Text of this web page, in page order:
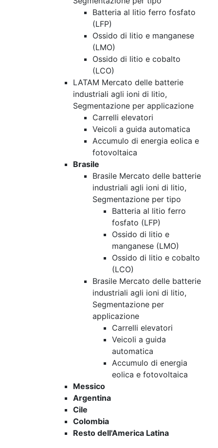
Batteria al litio ferro fosfato
(LFP)
Ossido di litio e manganese
(LMO)
Ossido di litio e cobalto
(LCO)
LATAM Mercato delle batterie
industriali agli ioni di litio,
Segmentazione per applicazione
Carrelli elevatori
Veicoli a guida automatica
Accumulo di energia eolica e
fotovoltaica
Brasile
Brasile Mercato delle batterie
industriali agli ioni di litio,
Segmentazione per tipo
Batteria al litio ferro
fosfato (LFP)
Ossido di litio e
manganese (LMO)
Ossido di litio e cobalto
(LCO)
Brasile Mercato delle batterie
industriali agli ioni di litio,
Segmentazione per
applicazione
Carrelli elevatori
Veicoli a guida
automatica
Accumulo di energia
eolica e fotovoltaica
Messico
Argentina
Cile
Colombia
Resto dell'America Latina